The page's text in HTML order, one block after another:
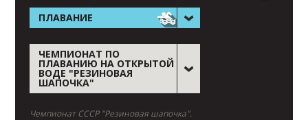
ПЛАВАНИЕ
ЧЕМПИОНАТ ПО
ПЛАВАНИЮ НА ОТКРЫТОЙ
ВОДЕ "РЕЗИНОВАЯ
ШАПОЧКА"
Чемпионат СССР "Резиновая шапочка".